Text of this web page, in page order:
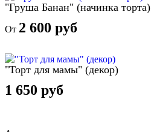
"Груша Банан" (начинка торта)
От 2 600 руб
"Торт для мамы" (декор)
1 650 руб